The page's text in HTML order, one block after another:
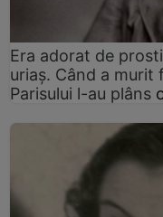
Era adorat de
uriaș. Când a
Parisului l-au plâns